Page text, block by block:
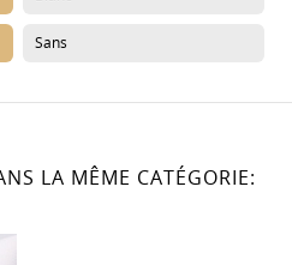
Sans
LA MÊME CATÉGORIE: